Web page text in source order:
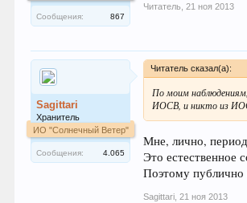
Сообщения: 867
Читатель 21 ноя 2013
Sagittari
Хранитель
ИО "Солнечный Ветер"
Сообщения: 4.065
Читатель сказал(а):
По моим
ИОСВ, и никто из
Мне, лично,
Это естественное
Поэтому публично
Sagittari 21 ноя 2013